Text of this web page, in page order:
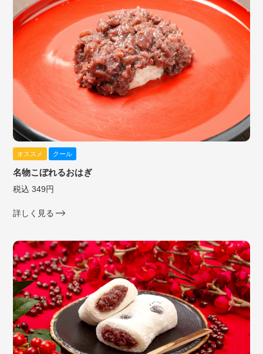
オススメ クール
名物こぼれるおはぎ
税込 349円
詳しく見る